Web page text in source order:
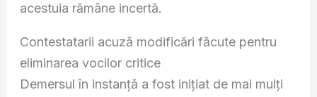
acestuia rămâne incertă.
Contestatarii acuză modificări făcute pentru
eliminarea vocilor critice
Demersul în instanță a fost inițiat de mai mulți